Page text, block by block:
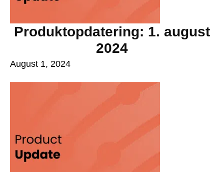
Produktopdatering: 1. august
2024
August 1, 2024